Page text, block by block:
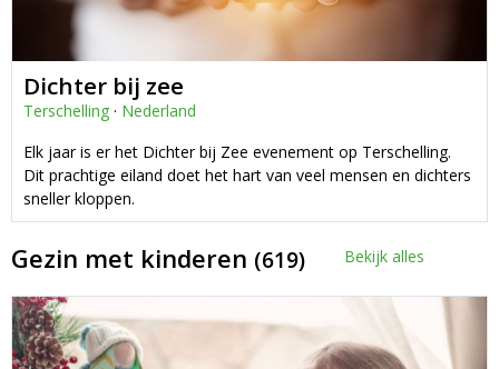
Dichter bij zee
Terschelling · Nederland
Elk jaar is er het Dichter bij Zee evenement op Terschelling.
Dit prachtige eiland doet het hart van veel mensen en dichters
sneller kloppen.
Gezin met kinderen (619) Bekijk alles